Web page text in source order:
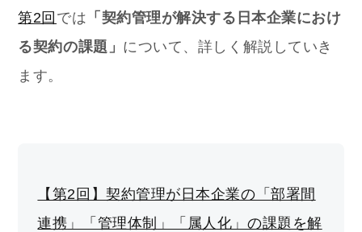
第2回 では 「契約管理が解決する日本企業におけ
る契約の課題」 について、詳しく解説していき
ます。
【第2回】契約管理が日本企業の「部署間
連携」「管理体制」「属人化」の課題を解